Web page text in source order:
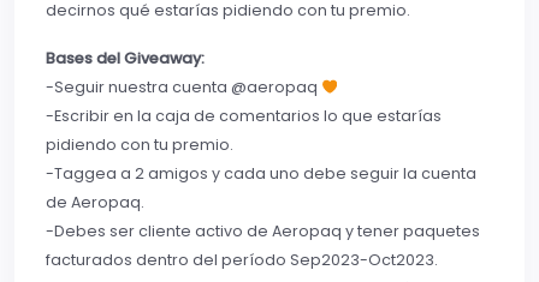
decirnos qué estarías pidiendo con tu premio.
Bases del Giveaway:
-Seguir nuestra cuenta @aeropaq
-Escribir en la caja de comentarios lo que estarías
pidiendo con tu premio.
-Taggea a 2 amigos y cada uno debe seguir la cuenta
de Aeropaq.
-Debes ser cliente activo de Aeropaq y tener paquetes
facturados dentro del período Sep2023-Oct2023.